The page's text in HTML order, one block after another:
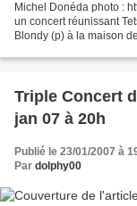
Michel Donéda photo :
un concert réunissant
Blondy (p) à la maison
Triple Concert
jan 07 à 20h
Publié le 23/01/2007 à
Par dolphy00